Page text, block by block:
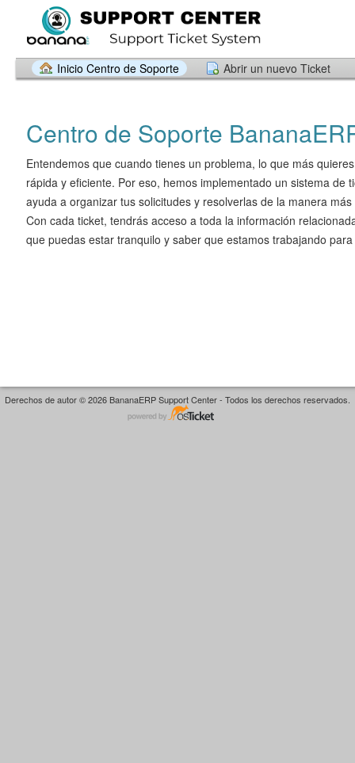
Inicio Centro de Soporte Abrir un nuevo Ticket
Centro de Soporte
Entendemos que cuando tienes un problema, lo que más
rápida y eficiente. Por eso, hemos implementado un sistema de
ayuda a organizar tus solicitudes y resolverlas de la manera
Con cada ticket, tendrás acceso a toda la información
que puedas estar tranquilo y saber que estamos trabajando para
Derechos de autor © 2026 BananaERP Support Center - Todos los derechos reservados.